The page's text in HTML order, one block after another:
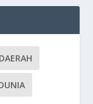
DAERAH